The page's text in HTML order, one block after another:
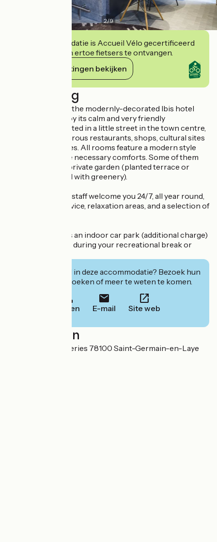
2/9
Deze accommodatie is Accueil Vélo gecertificeerd
en verbindt zich ertoe fietsers te ontvangen.
Haar verplichtingen bekijken
Beschrijving
Recently opened, the modernly-decorated Ibis hotel
invites you to enjoy its calm and very friendly
atmosphere. Located in a little street in the town centre,
it is close to numerous restaurants, shops, cultural sites
and leisure facilities. All rooms feature a modern style
and provide all the necessary comforts. Some of them
overlook a quiet, private garden (planted terrace or
internal courtyard with greenery).
Our hotel and bar staff welcome you 24/7, all year round,
with excellent service, relaxation areas, and a selection of
The hotel also has an indoor car park (additional charge)
to make life easier during your recreational break or
Geïnteresseerd in deze accommodatie? Bezoek hun
website om te boeken of meer te weten te komen.
Bellen E-mail Site web
Localisation
10 bis rue des Joueries 78100 Saint-Germain-en-Laye